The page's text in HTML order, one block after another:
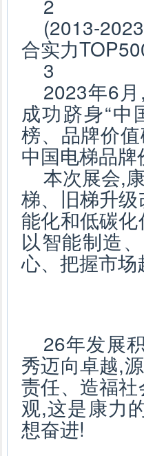
2
(2013-
合实力
3
2023年6
成功跻身“
榜、品牌价
中国电梯品牌
本次展会,
梯、旧梯升
能化和低碳
以智能制造
心、把握市
26年发展
秀迈向卓越,
责任、造福
观,这是康力
想奋进!